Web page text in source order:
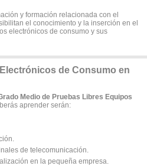
y formación relacionada con el
el conocimiento y la inserción en el
electrónicos de consumo y sus
de Consumo en
Medio de Pruebas Libres Equipos
aprender serán:
de telecomunicación.
en la pequeña empresa.